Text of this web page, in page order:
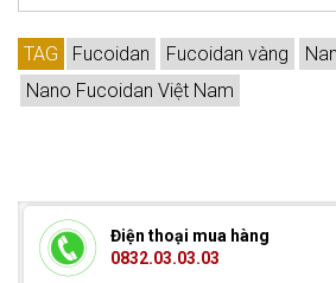
TAG Fucoidan Fucoidan vàng
Nano Fucoidan Việt Nam
Điện thoại mua hàng
0832.03.03.03